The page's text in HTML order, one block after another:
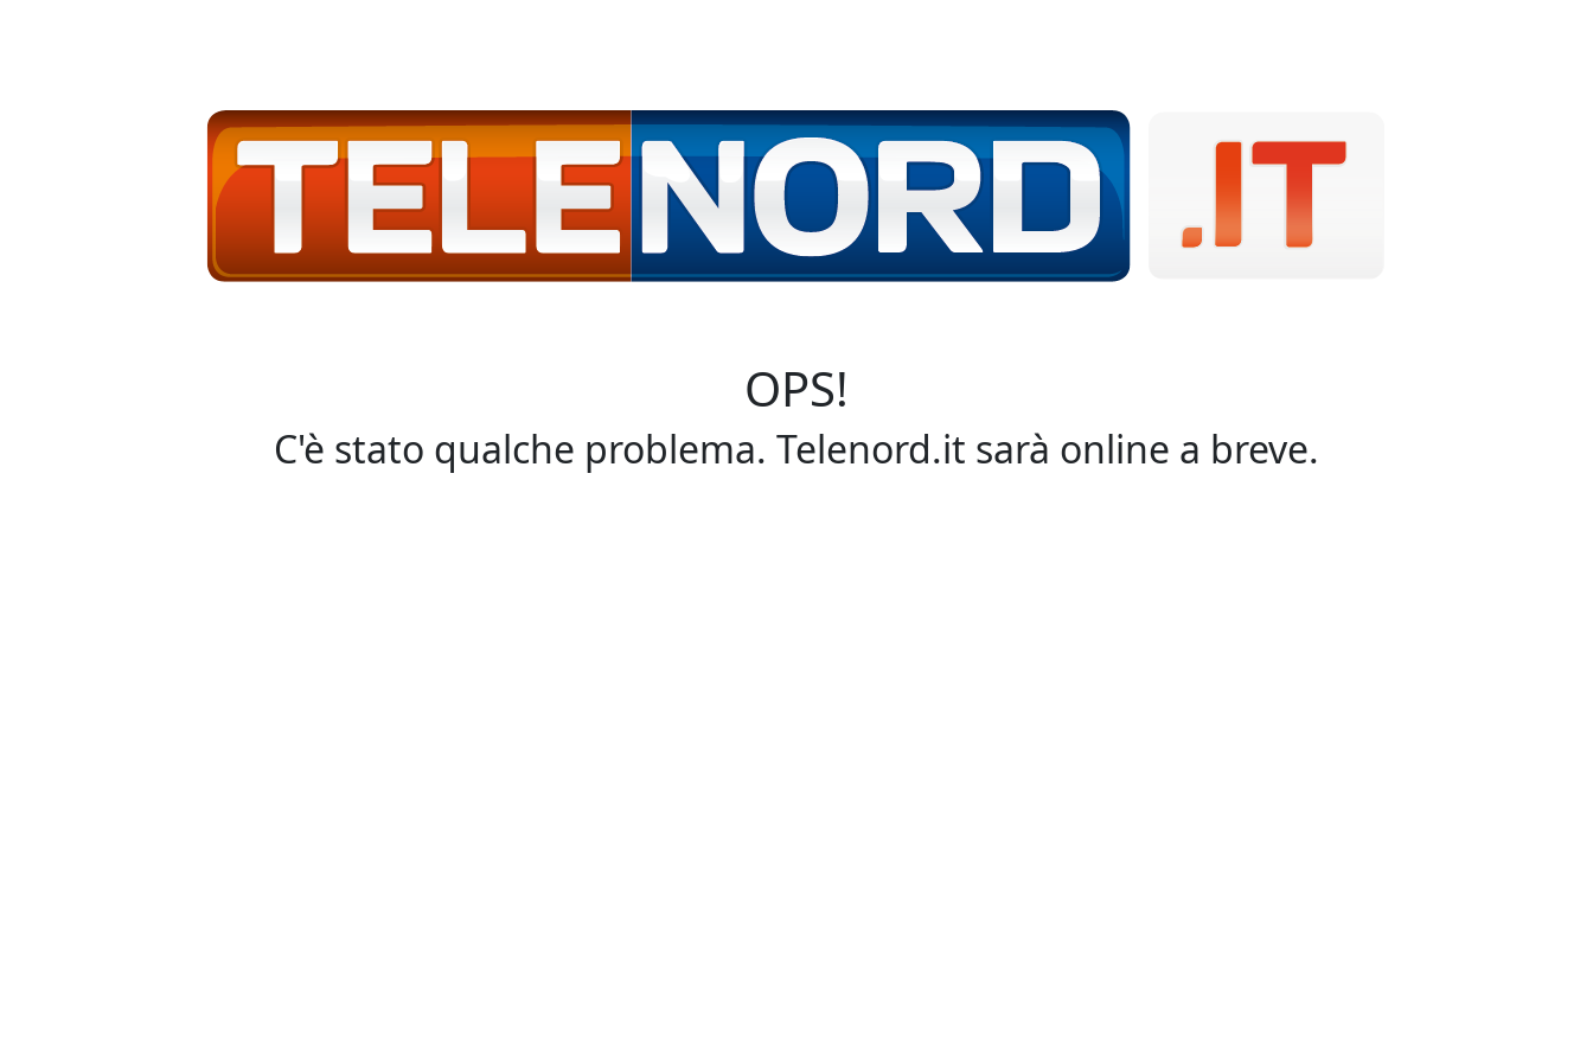
OPS!
C'è stato qualche problema. Telenord.it sarà online a breve.